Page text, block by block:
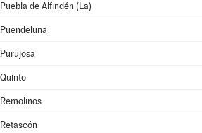
Puebla de Alfindén (La)
Puendeluna
Purujosa
Quinto
Remolinos
Retascón